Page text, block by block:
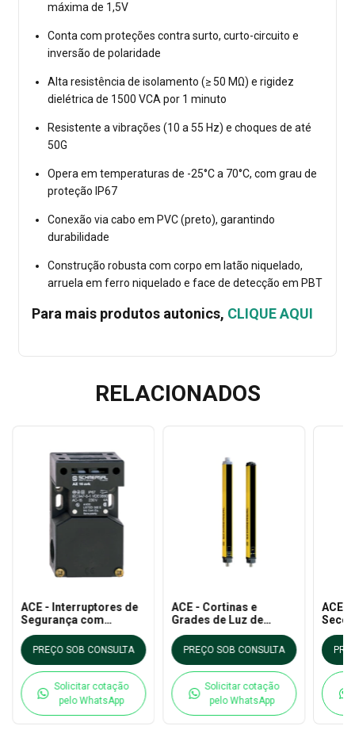
máxima de 1,5V
Conta com proteções contra surto, curto-circuito e
inversão de polaridade
Alta resistência de isolamento (≥ 50 MΩ) e rigidez
dielétrica de 1500 VCA por 1 minuto
Resistente a vibrações (10 a 55 Hz) e choques de até
50G
Opera em temperaturas de -25°C a 70°C, com grau de
proteção IP67
Conexão via cabo em PVC (preto), garantindo
durabilidade
Construção robusta com corpo em latão niquelado,
arruela em ferro niquelado e face de detecção em PBT
Para mais produtos autonics, CLIQUE AQUI
RELACIONADOS
ACE - Interruptores de
Segurança com
Atuadores AZ 16-
12zvrk-M16
PREÇO SOB CONSULTA
Solicitar cotação
pelo WhatsApp
ACE - Cortinas e
Grades de Luz de
Segurança
PREÇO SOB CONSULTA
Solicitar cotação
pelo WhatsApp
ACE -
LB